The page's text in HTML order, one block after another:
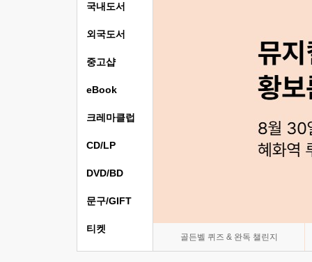
골든벨 퀴즈 & 완독 챌린지
국내도서
외국도서
중고샵
eBook
크레마클럽
CD/LP
DVD/BD
문구/GIFT
티켓